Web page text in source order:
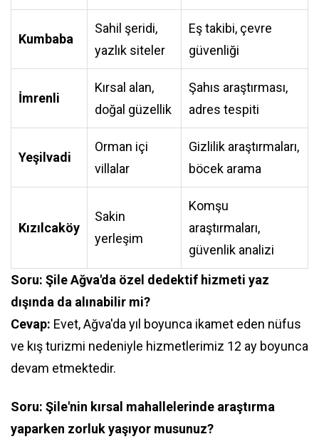
Kumbaba
Sahil şeridi,
yazlık siteler
Eş takibi, çevre
güvenliği
İmrenli
Kırsal alan,
doğal güzellik
Şahıs araştırması,
adres tespiti
Yeşilvadi
Orman içi
villalar
Gizlilik araştırmaları,
böcek arama
Kızılcaköy
Sakin
yerleşim
Komşu
araştırmaları,
güvenlik analizi
Soru: Şile Ağva'da özel dedektif hizmeti yaz
dışında da alınabilir mi?
Cevap: Evet, Ağva'da yıl boyunca ikamet eden nüfus
ve kış turizmi nedeniyle hizmetlerimiz 12 ay boyunca
devam etmektedir.
Soru: Şile'nin kırsal mahallelerinde araştırma
yaparken zorluk yaşıyor musunuz?